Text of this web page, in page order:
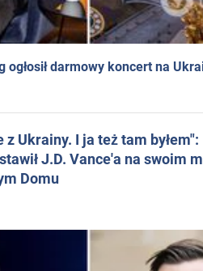
ogłosił darmowy koncert na
z Ukrainy. I ja też tam
J.D. Vance'a na swoim
Domu